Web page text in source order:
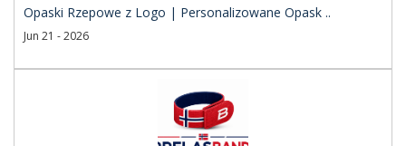
Opaski Rzepowe z Logo | Personalizowane Opask ..
Jun 21 - 2026